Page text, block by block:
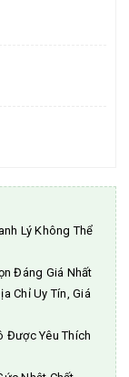
Lý Không Thể
Đáng Giá Nhất
Chỉ Uy Tín, Giá
Được Yêu Thích